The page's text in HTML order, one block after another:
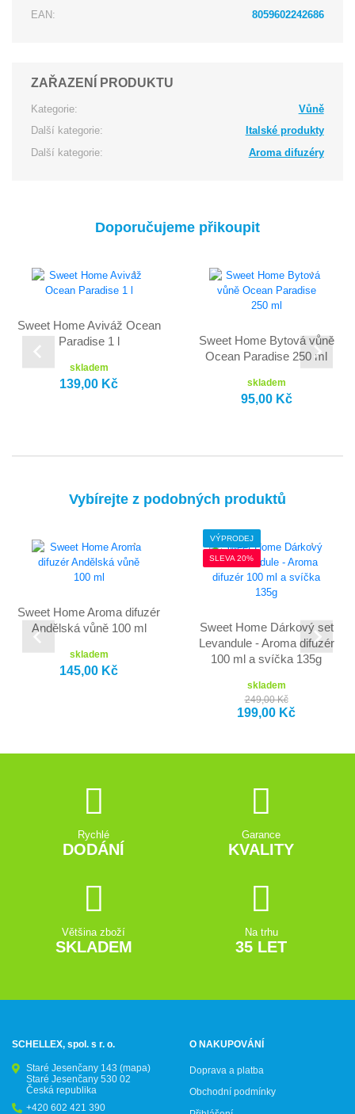
EAN: 8059602242686
ZAŘAZENÍ PRODUKTU
Kategorie:
Vůně
Další kategorie:
Italské produkty
Další kategorie:
Aroma difuzéry
Doporučujeme přikoupit
Sweet Home Aviváž Ocean
Paradise 1 l
skladem
139,00 Kč
Sweet Home Bytová vůně
Ocean Paradise 250 ml
skladem
95,00 Kč
Vybírejte z podobných produktů
Sweet Home Aroma difuzér
Andělská vůně 100 ml
skladem
145,00 Kč
VÝPRODEJ
SLEVA 20%
Sweet Home Dárkový set
Levandule - Aroma difuzér
100 ml a svíčka 135g
skladem
249,00 Kč
199,00 Kč
Rychlé
DODÁNÍ
Garance
KVALITY
Většina zboží
SKLADEM
Na trhu
35 LET
SCHELLEX, spol. s r. o.
Staré Jesenčany 143 (mapa)
Staré Jesenčany 530 02
Česká republika
+420 602 421 390
O NAKUPOVÁNÍ
Doprava a platba
Obchodní podmínky